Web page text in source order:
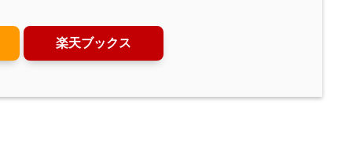
楽天ブックス